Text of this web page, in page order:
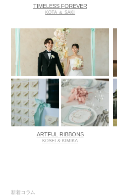
TIMELESS FOREVER
KOTA ＆ SAKI
ARTFUL RIBBONS
KOSEI & KIMIKA
新着コラム